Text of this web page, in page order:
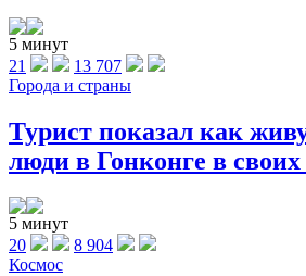
5 минут
21
13 707
Города и страны
Турист показал как
люди в Гонконге в своих
5 минут
20
8 904
Космос